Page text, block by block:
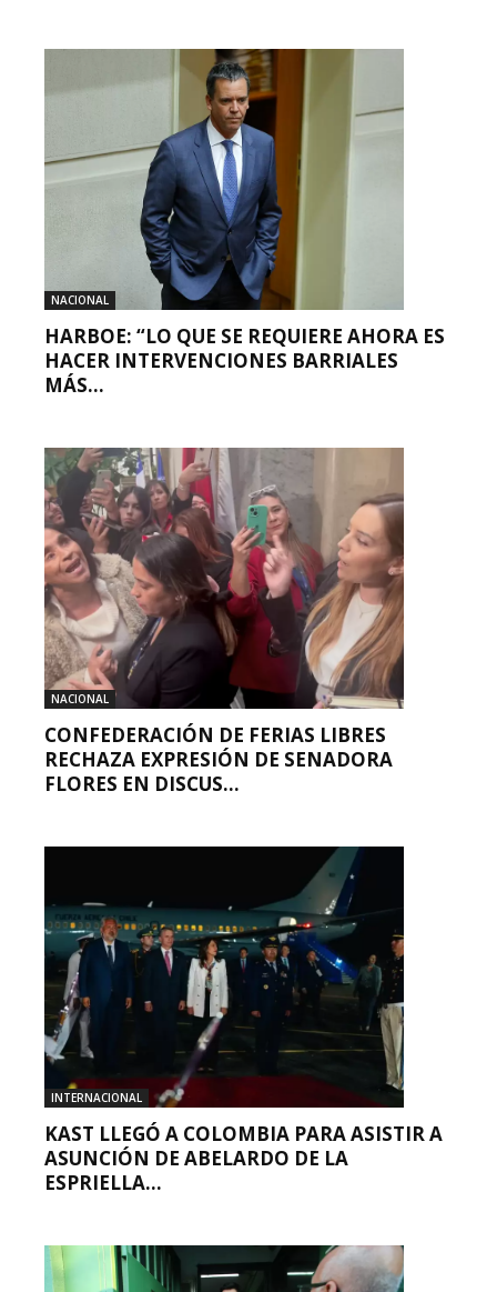
NACIONAL
HARBOE: “LO QUE SE REQUIERE AHORA ES
HACER INTERVENCIONES BARRIALES
MÁS...
NACIONAL
CONFEDERACIÓN DE FERIAS LIBRES
RECHAZA EXPRESIÓN DE SENADORA
FLORES EN DISCUS...
INTERNACIONAL
KAST LLEGÓ A COLOMBIA PARA ASISTIR A
ASUNCIÓN DE ABELARDO DE LA
ESPRIELLA...